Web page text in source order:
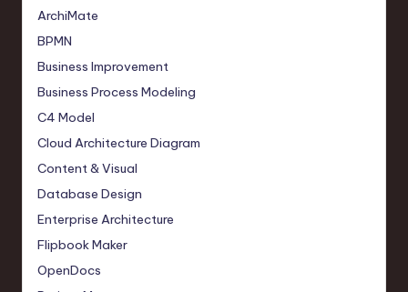
ArchiMate
BPMN
Business Improvement
Business Process Modeling
C4 Model
Cloud Architecture Diagram
Content & Visual
Database Design
Enterprise Architecture
Flipbook Maker
OpenDocs